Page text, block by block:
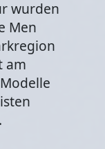
wurden
Men
am